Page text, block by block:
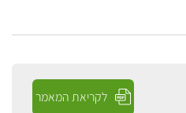
לקריאת המאמר